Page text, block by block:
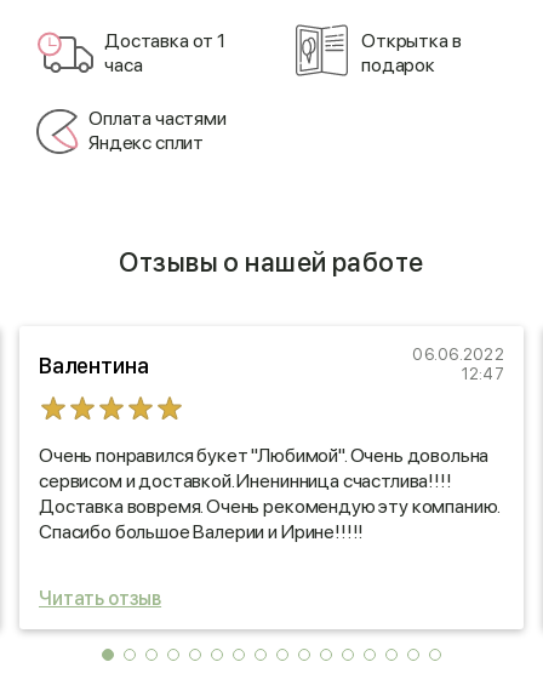
Доставка от 1
часа
Открытка в
подарок
Оплата частями
Яндекс сплит
Отзывы о нашей работе
Валентина
06.06.2022
12:47
Очень понравился букет "Любимой". Очень довольна
сервисом и доставкой. Иненинница счастлива!!!!
Доставка вовремя. Очень рекомендую эту компанию.
Спасибо большое Валерии и Ирине!!!!!
Читать отзыв